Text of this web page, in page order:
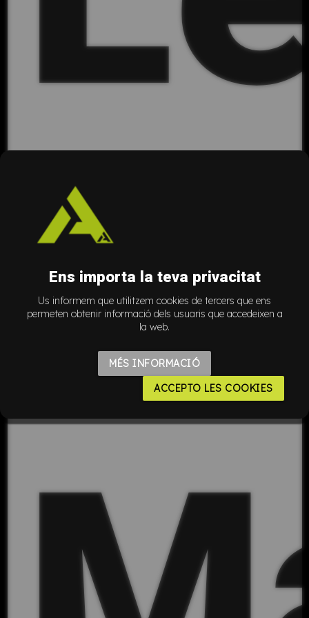
Ens importa la teva privacitat
Us informem que utilitzem cookies de tercers que ens
permeten obtenir informació dels usuaris que accedeixen a
la web.
MÉS INFORMACIÓ
ACCEPTO LES COOKIES